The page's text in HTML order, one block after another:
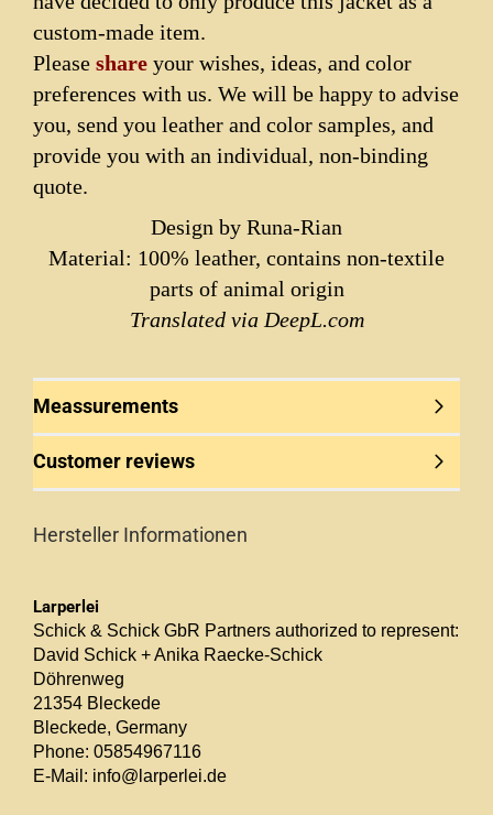
custom-made item.
Please share your wishes, ideas, and color
preferences with us. We will be happy to advise
you, send you leather and color samples, and
provide you with an individual, non-binding
quote.
Design by Runa-Rian
Material: 100% leather, contains non-textile
parts of animal origin
Translated via DeepL.com
Meassurements
Customer reviews
Hersteller Informationen
Larperlei
Schick & Schick GbR Partners authorized to represent:
David Schick + Anika Raecke-Schick
Döhrenweg
21354 Bleckede
Bleckede, Germany
Phone: 05854967116
E-Mail: info@larperlei.de